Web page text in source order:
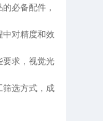
必备配件，
中对精度和效
要求，视觉光
筛选方式，成